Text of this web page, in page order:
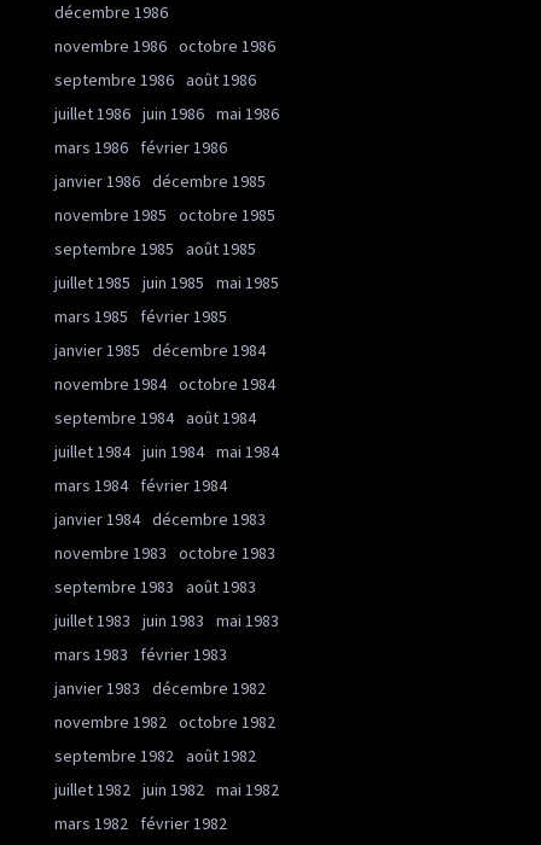
décembre 1986
novembre 1986 octobre 1986
septembre 1986 août 1986
juillet 1986 juin 1986 mai 1986
mars 1986
février 1986
janvier 1986 décembre 1985
novembre 1985
octobre 1985
septembre 1985
août 1985
juillet 1985
juin 1985
mai 1985
mars 1985
février 1985
janvier 1985
décembre 1984
novembre 1984 octobre 1984
septembre 1984 août 1984
juillet 1984 juin 1984 mai 1984
mars 1984
février 1984
janvier 1984 décembre 1983
novembre 1983
octobre 1983
septembre 1983
août 1983
juillet 1983
juin 1983
mai 1983
mars 1983
février 1983
janvier 1983
décembre 1982
novembre 1982 octobre 1982
septembre 1982 août 1982
juillet 1982 juin 1982 mai 1982
mars 1982
février 1982